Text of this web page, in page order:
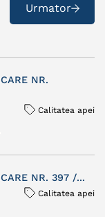
Urmator
NR.
Calitatea apei
NR. 397 /...
Calitatea apei